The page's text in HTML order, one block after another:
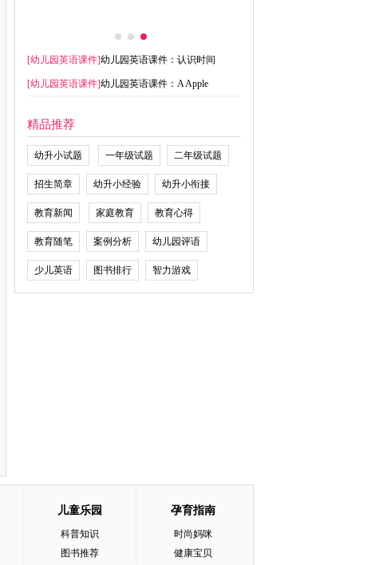
[幼儿园英语课件]幼儿园英语课件：认识时间
[幼儿园英语课件]幼儿园英语课件：A Apple
精品推荐
幼升小试题 一年级试题 二年级试题
招生简章 幼升小经验 幼升小衔接
教育新闻 家庭教育 教育心得
教育随笔 案例分析 幼儿园评语
少儿英语 图书排行 智力游戏
儿童乐园
科普知识
图书推荐
孕育指南
时尚妈咪
健康宝贝